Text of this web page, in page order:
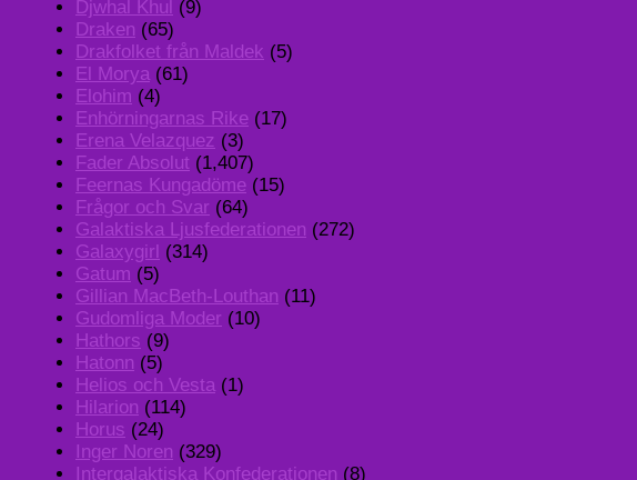
Djwhal Khul (9)
Draken (65)
Drakfolket från Maldek (5)
El Morya (61)
Elohim (4)
Enhörningarnas Rike (17)
Erena Velazquez (3)
Fader Absolut (1,407)
Feernas Kungadöme (15)
Frågor och Svar (64)
Galaktiska Ljusfederationen (272)
Galaxygirl (314)
Gatum (5)
Gillian MacBeth-Louthan (11)
Gudomliga Moder (10)
Hathors (9)
Hatonn (5)
Helios och Vesta (1)
Hilarion (114)
Horus (24)
Inger Noren (329)
Intergalaktiska Konfederationen (8)